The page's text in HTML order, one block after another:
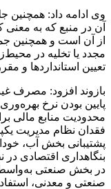
وی ادامه داد:
آن در منبع که به
از آن است و همچنین
مجدد یا تخلیه در
تعیین استانداردها و
بازوند افزود: مصرف
پایین بودن نرخ
محدودیت منابع مالی
فقدان نظام مدیریت
پشتیبانی بخش آب،
بنگاهداری اقتصادی
در بخش صنعتی
صنعتی و معدنی،